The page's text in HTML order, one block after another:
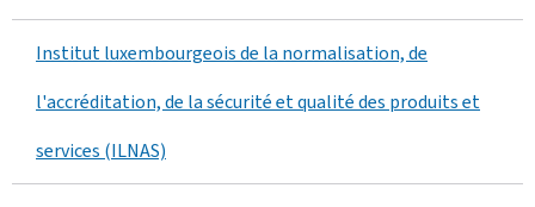
Institut luxembourgeois de la normalisation, de
l'accréditation, de la sécurité et qualité des produits et
services (ILNAS)